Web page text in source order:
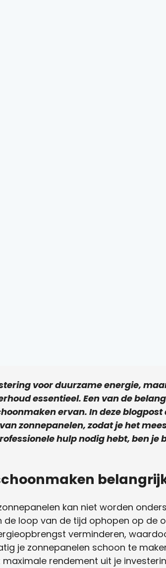
voor duurzame energie,
essentieel. Een van de
ervan. In deze
zonnepanelen, zodat je het
hulp nodig hebt, ben je
kan niet worden
loop van de tijd ophopen op de
verminderen,
je zonnepanelen schoon te
rendement uit je